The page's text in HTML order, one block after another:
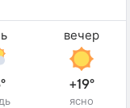
вечер
+19°
ясно